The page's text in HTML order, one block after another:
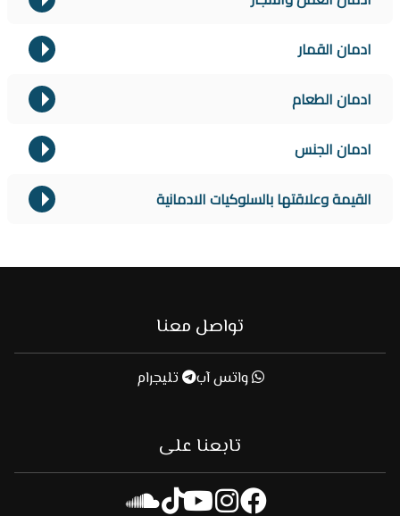
ادمان القمار
ادمان الطعام
ادمان الجنس
القيمة وعلاقتها بالسلوكيات الادمانية
تواصل معنا
واتس آب تليجرام
تابعنا على